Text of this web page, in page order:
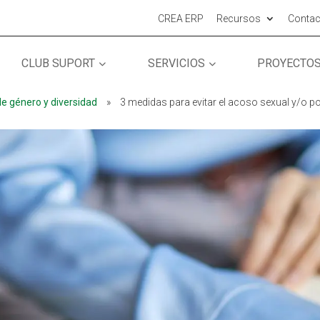
CREA ERP Recursos
CLUB SUPORT SERVICIOS PROYECTOS
género y diversidad » 3 medidas para evitar el acoso sexual y/o
SOCIAL I JOVES ESPLAIS
ACTUALITAT
SOCIAL I JOVES ESPLAIS
ACTUALITAT